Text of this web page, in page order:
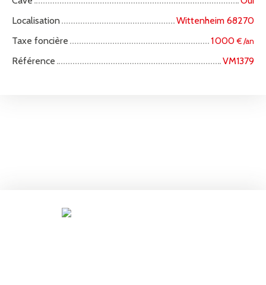
Localisation
Wittenheim 68270
Taxe foncière
1 000€ /an
Référence VM1379